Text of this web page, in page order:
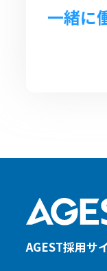
一緒に
AGEST採用サ